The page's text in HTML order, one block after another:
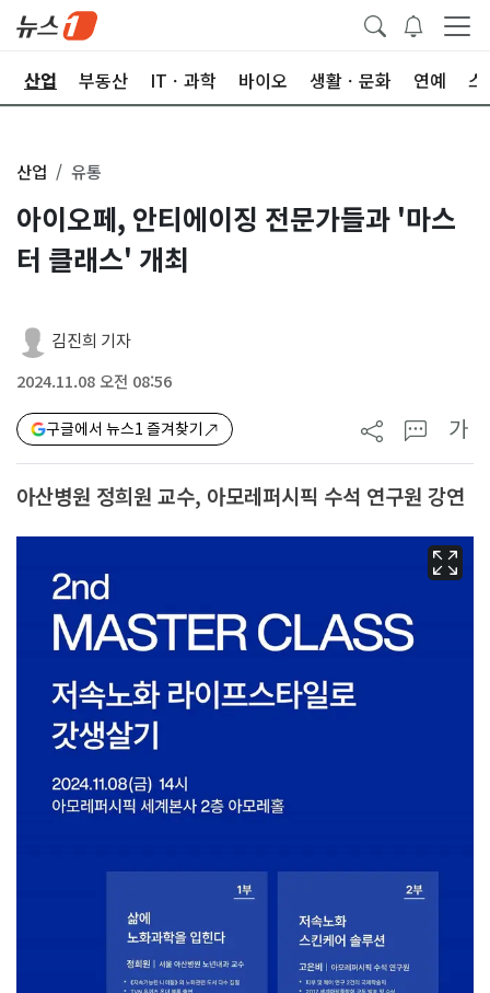
산업 부동산 ITㆍ과학 바이오 생활ㆍ문화 연예 스
산업 유통
아이오페, 안티에이징 전문가들과 '마스
터 클래스' 개최
김진희 기자
2024.11.08 오전 08:56
구글에서 뉴스1 즐겨찾기 가
아산병원 정희원 교수, 아모레퍼시픽 수석 연구원 강연